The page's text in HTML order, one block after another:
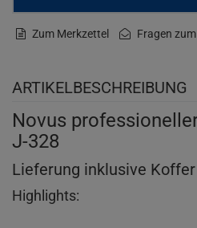
Zum Merkzettel Fragen
ARTIKELBESCHREIBUNG
Novus
J-328
Lieferung inklusive Koffer
Highlights: